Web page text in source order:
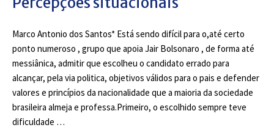
Marco Antonio dos Santos* Está sendo difícil para o,até certo
ponto numeroso , grupo que apoia Jair Bolsonaro , de forma até
messiânica, admitir que escolheu o candidato errado para
alcançar, pela via politica, objetivos válidos para o pais e defender
valores e princípios da nacionalidade que a maioria da sociedade
brasileira almeja e professa.Primeiro, o escolhido sempre teve
dificuldade …